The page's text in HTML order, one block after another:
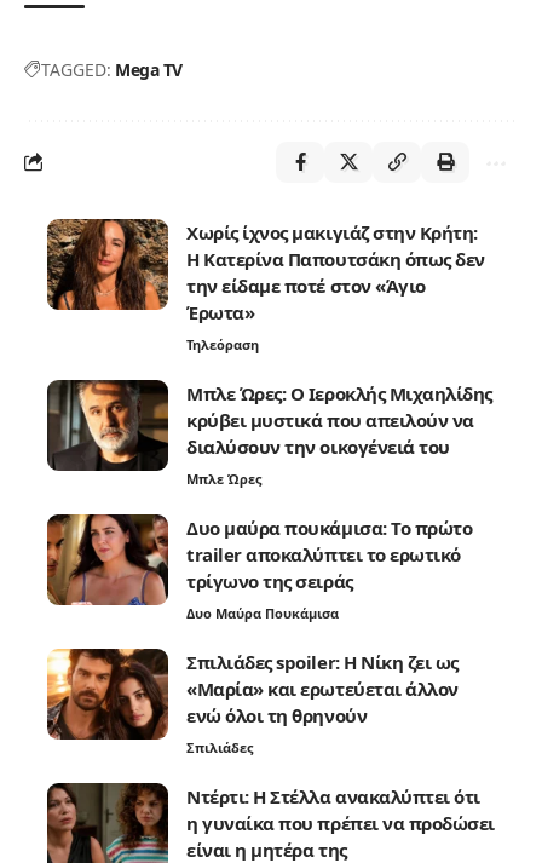
TAGGED: Mega TV
Χωρίς ίχνος μακιγιάζ στην Κρήτη:
Η Κατερίνα Παπουτσάκη όπως δεν
την είδαμε ποτέ στον «Άγιο
Έρωτα»
Τηλεόραση
Μπλε Ώρες: Ο Ιεροκλής Μιχαηλίδης
κρύβει μυστικά που απειλούν να
διαλύσουν την οικογένειά του
Μπλε Ώρες
Δυο μαύρα πουκάμισα: Το πρώτο
trailer αποκαλύπτει το ερωτικό
τρίγωνο της σειράς
Δυο Μαύρα Πουκάμισα
Σπιλιάδες spoiler: Η Νίκη ζει ως
«Μαρία» και ερωτεύεται άλλον
ενώ όλοι τη θρηνούν
Σπιλιάδες
Ντέρτι: Η Στέλλα ανακαλύπτει ότι
η γυναίκα που πρέπει να προδώσει
είναι η μητέρα της